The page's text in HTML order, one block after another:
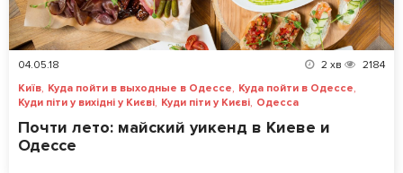
04.05.18 2 хв
2184
Київ, Куда пойти в выходные в Одессе, Куда пойти в Одессе,
Куди піти у вихідні у Києві, Куди піти у Києві, Одесса
Почти лето: майский уикенд в Киеве и
Одессе